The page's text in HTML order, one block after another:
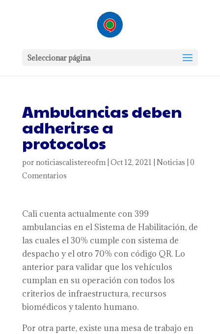
Seleccionar página
Ambulancias deben
adherirse a
protocolos
por noticiascalistereofm| Oct 12, 2021 Noticias 0
Comentarios
Cali cuenta actualmente con 399
ambulancias en el Sistema de Habilitación, de
las cuales el 30% cumple con sistema de
despacho y el otro 70% con código QR. Lo
anterior para validar que los vehículos
cumplan en su operación con todos los
criterios de infraestructura, recursos
biomédicos y talento humano.
Por otra parte, existe una mesa de trabajo en